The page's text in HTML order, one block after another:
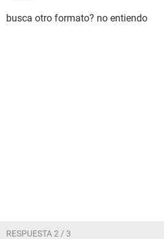
busca otro formato? no entiendo
RESPUESTA 2 / 3